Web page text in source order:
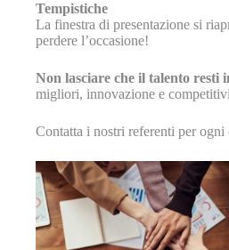
Tempistiche
La finestra di presentazione si
perdere l’occasione!
Non lasciare che il talento resti
migliori, innovazione e
Contatta i nostri referenti per